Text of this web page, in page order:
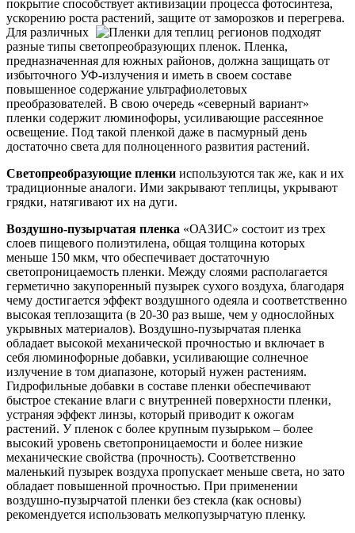
покрытие способствует активизации процесса фотосинтеза,
ускорению роста растений, защите от заморозков и перегрева.
Для различных
регионов подходят
разные типы светопреобразующих пленок. Пленка,
предназначенная для южных районов, должна защищать от
избыточного УФ-излучения и иметь в своем составе
повышенное содержание ультрафиолетовых
преобразователей. В свою очередь «северный вариант»
пленки содержит люминофоры, усиливающие рассеянное
освещение. Под такой пленкой даже в пасмурный день
достаточно света для полноценного развития растений.
Светопреобразующие пленки используются так же, как и их
традиционные аналоги. Ими закрывают теплицы, укрывают
грядки, натягивают их на дуги.
Воздушно-пузырчатая пленка «ОАЗИС» состоит из трех
слоев пищевого полиэтилена, общая толщина которых
меньше 150 мкм, что обеспечивает достаточную
светопроницаемость пленки. Между слоями располагается
герметично закупоренный пузырек сухого воздуха, благодаря
чему достигается эффект воздушного одеяла и соответственно
высокая теплозащита (в 20-30 раз выше, чем у однослойных
укрывных материалов). Воздушно-пузырчатая пленка
обладает высокой механической прочностью и включает в
себя люминофорные добавки, усиливающие солнечное
излучение в том диапазоне, который нужен растениям.
Гидрофильные добавки в составе пленки обеспечивают
быстрое стекание влаги с внутренней поверхности пленки,
устраняя эффект линзы, который приводит к ожогам
растений. У пленок с более крупным пузырьком – более
высокий уровень светопроницаемости и более низкие
механические свойства (прочность). Соответственно
маленький пузырек воздуха пропускает меньше света, но зато
обладает повышенной прочностью. При применении
воздушно-пузырчатой пленки без стекла (как основы)
рекомендуется использовать мелкопузырчатую пленку.